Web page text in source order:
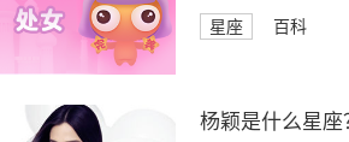
星座 百科
杨颖是什么星座